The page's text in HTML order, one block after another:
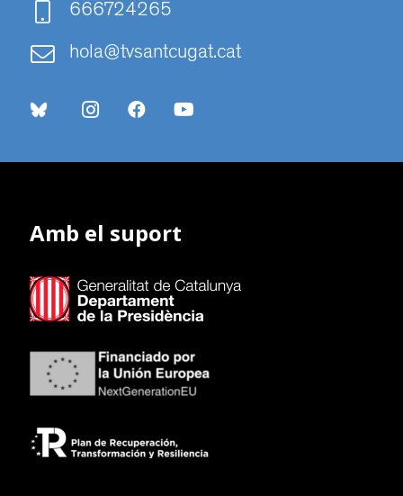
666724265
hola@tvsantcugat.cat
Amb el suport